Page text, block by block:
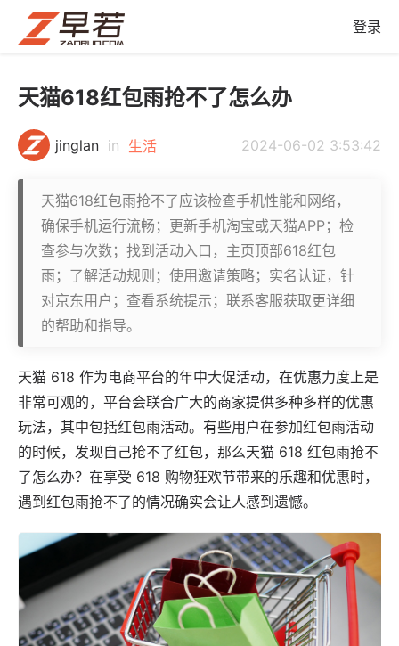
登录
天猫618红包雨抢不了怎么办
jinglan in 生活 2024-06-02 3:53:42
天猫618红包雨抢不了应该检查手机性能和网络，
确保手机运行流畅；更新手机淘宝或天猫APP；检
查参与次数；找到活动入口，主页顶部618红包
雨；了解活动规则；使用邀请策略；实名认证，针
对京东用户；查看系统提示；联系客服获取更详细
的帮助和指导。
天猫 618 作为电商平台的年中大促活动，在优惠力度上是
非常可观的，平台会联合广大的商家提供多种多样的优惠
玩法，其中包括红包雨活动。有些用户在参加红包雨活动
的时候，发现自己抢不了红包，那么天猫 618 红包雨抢不
了怎么办？在享受 618 购物狂欢节带来的乐趣和优惠时，
遇到红包雨抢不了的情况确实会让人感到遗憾。